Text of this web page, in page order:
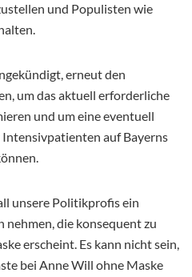
und Populisten wie
erneut den
um das aktuell erforderliche
und um eine eventuell
auf Bayerns
unsere Politikprofis ein
nehmen, die konsequent zu
erscheint. Es kann nicht sein,
bei Anne Will ohne Maske